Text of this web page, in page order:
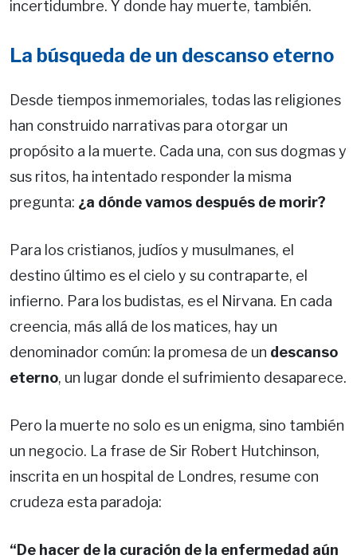
incertidumbre. Y donde hay muerte, también.
La búsqueda de un descanso eterno
Desde tiempos inmemoriales, todas las religiones
han construido narrativas para otorgar un
propósito a la muerte. Cada una, con sus dogmas y
sus ritos, ha intentado responder la misma
pregunta: ¿a dónde vamos después de morir?
Para los cristianos, judíos y musulmanes, el
destino último es el cielo y su contraparte, el
infierno. Para los budistas, es el Nirvana. En cada
creencia, más allá de los matices, hay un
denominador común: la promesa de un descanso
eterno, un lugar donde el sufrimiento desaparece.
Pero la muerte no solo es un enigma, sino también
un negocio. La frase de Sir Robert Hutchinson,
inscrita en un hospital de Londres, resume con
crudeza esta paradoja:
“De hacer de la curación de la enfermedad aún